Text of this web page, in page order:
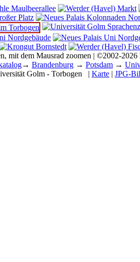
mit dem Mausrad zoomen | ©2002-2026
→ Brandenburg → Potsdam →
Golm - Torbogen | Karte | JPG-